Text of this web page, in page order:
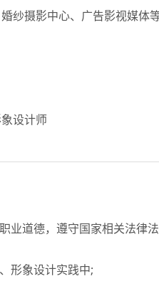
摄影中心、广告影视媒体
设计师
道德，遵守国家相关法律
形象设计实践中;